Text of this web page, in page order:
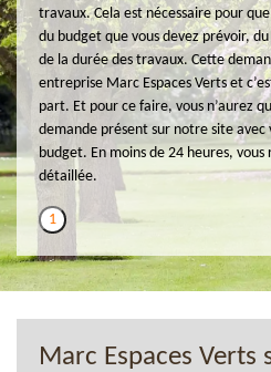
travaux. Cela est nécessaire pour
du budget que vous devez prévoir,
de la durée des travaux. Cette
entreprise Marc Espaces Verts et
part. Et pour ce faire, vous n’aurez
demande présent sur notre site avec
budget. En moins de 24 heures,
détaillée.
1
Marc Espaces Verts